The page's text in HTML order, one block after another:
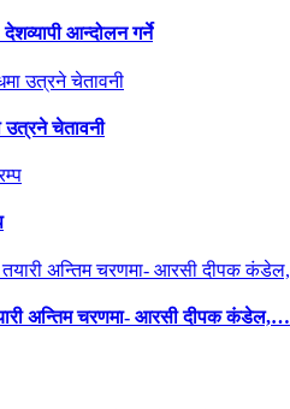
आन्दोलन गर्ने
उत्रने चेतावनी
अन्तिम चरणमा- आरसी दीपक कंडेल,…